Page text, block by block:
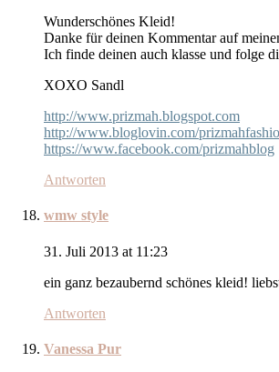
Wunderschönes Kleid!
Danke für deinen Kommentar auf
Ich finde deinen auch klasse und folge
XOXO Sandl
http://www.prizmah.blogspot.com
http://www.bloglovin.com/
https://www.facebook.com/prizmahblog
Antworten
wmw style
31. Juli 2013 at 11:23
ein ganz bezaubernd schönes kleid!
Antworten
Vanessa Pur